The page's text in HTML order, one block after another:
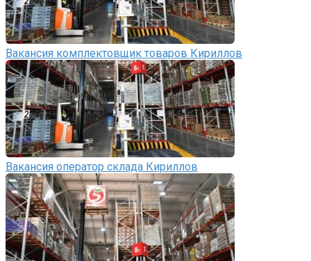
Вакансия комплектовщик товаров Кириллов
Вакансия оператор склада Кириллов